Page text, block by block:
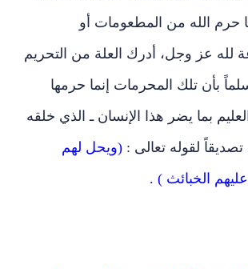
حرم الله من المطعومات أو
لله عز وجل، أدرك العلة من التحريم
بأن تلك المحرمات إنما حرمها
بما يضر هذا الإنسان ـ الذي خلقه
تصديقاً لقوله تعالى : (ويحل لهم
الخبائث ) .